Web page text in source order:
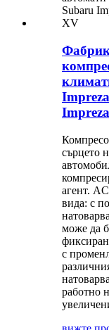
сърцето
агент.
вида: с
може да
с
работно